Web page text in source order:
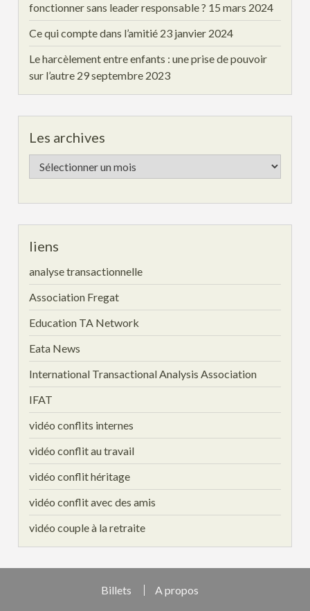
fonctionner sans leader responsable ? 15 mars 2024
Ce qui compte dans l’amitié 23 janvier 2024
Le harcèlement entre enfants : une prise de pouvoir
sur l’autre 29 septembre 2023
Les archives
Les
archives
liens
analyse transactionnelle
Association Fregat
Education TA Network
Eata News
International Transactional Analysis Association
IFAT
vidéo conflits internes
vidéo conflit au travail
vidéo conflit héritage
vidéo conflit avec des amis
vidéo couple à la retraite
Billets A propos